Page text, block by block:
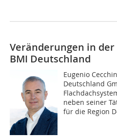
Veränderungen in
BMI Deutschland
Eugenio
Deutschland
neben seiner
für die Region